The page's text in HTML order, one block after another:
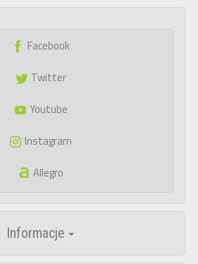
Facebook
Twitter
Youtube
Instagram
Allegro
Informacje